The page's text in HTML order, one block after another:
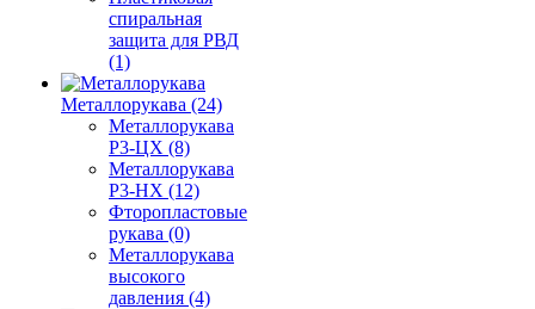
спиральная
защита для РВД
(1)
Металлорукава (24)
Металлорукава
Р3-ЦХ (8)
Металлорукава
Р3-НХ (12)
Фторопластовые
рукава (0)
Металлорукава
высокого
давления (4)